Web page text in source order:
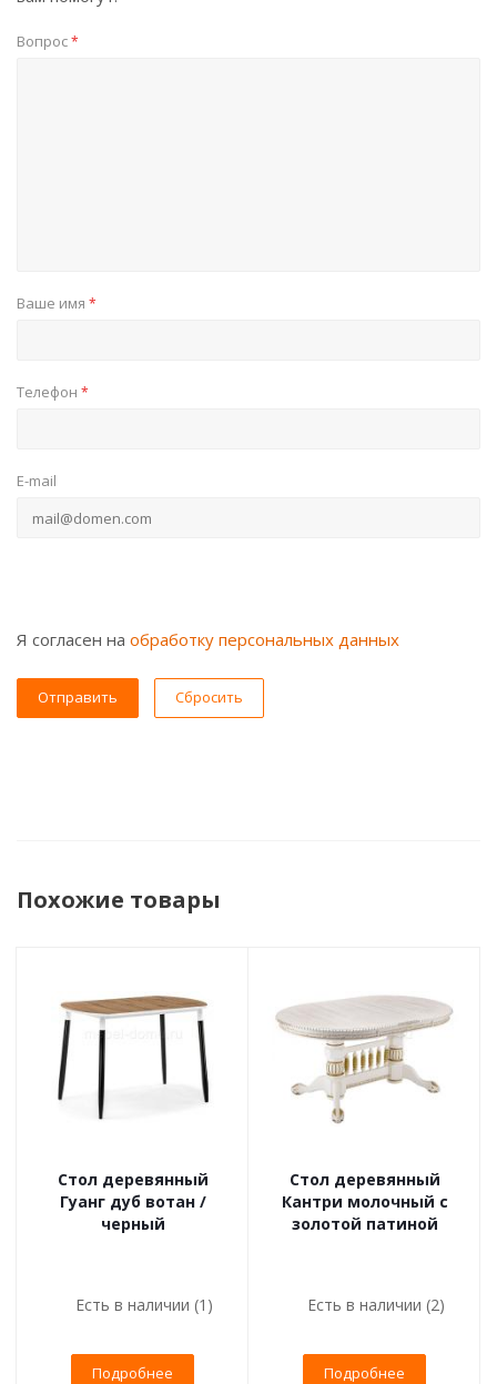
Вопрос*
Ваше имя *
Телефон *
E-mail
Я согласен на обработку персональных данных
Сбросить
Похожие товары
Стол деревянный
Гуанг дуб вотан /
черный
Есть в наличии (1)
Подробнее
Стол деревянный
Кантри молочный с
золотой патиной
Есть в наличии (2)
Подробнее